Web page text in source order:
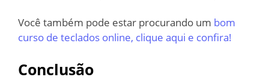
Você também pode estar procurando um bom
curso de teclados online, clique aqui e confira!
Conclusão